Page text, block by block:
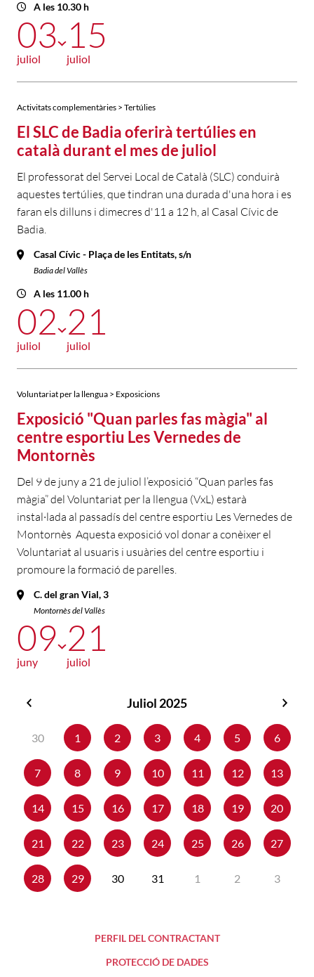
A les 10.30 h
03
juliol
15
juliol
Activitats complementàries > Tertúlies
El SLC de Badia oferirà tertúlies en
català durant el mes de juliol
El professorat del Servei Local de Català (SLC) conduirà
aquestes tertúlies, que tindran una durada d'una hora i es
faran els dilluns i dimecres d'11 a 12 h, al Casal Cívic de
Badia.
Casal Cívic - Plaça de les Entitats, s/n
Badia del Vallès
A les 11.00 h
02
juliol
21
juliol
Voluntariat per la llengua > Exposicions
Exposició "Quan parles fas màgia" al
centre esportiu Les Vernedes de
Montornès
Del 9 de juny a 21 de juliol l’exposició “Quan parles fas
màgia” del Voluntariat per la llengua (VxL) estarà
instal·lada al passadís del centre esportiu Les Vernedes de
Montornès Aquesta exposició vol donar a conèixer el
Voluntariat al usuaris i usuàries del centre esportiu i
promoure la formació de parelles.
C. del gran Vial, 3
Montornès del Vallès
09
juny
21
juliol
Juliol 2025
30
1 2 3 4 5 6
7 8 9 10 11 12 13
14 15 16 17 18 19 20
21 22 23 24 25 26 27
28 29 30 31 1 2 3
PERFIL DEL CONTRACTANT
PROTECCIÓ DE DADES